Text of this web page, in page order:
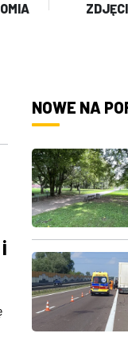
NOWE NA